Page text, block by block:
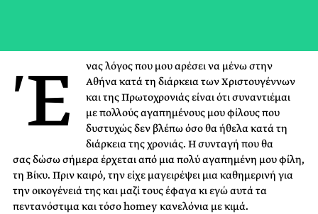
Έ
νας λόγος που μου αρέσει να μένω στην
Αθήνα κατά τη διάρκεια των Χριστουγέννων
και της Πρωτοχρονιάς είναι ότι συναντιέμαι
με πολλούς αγαπημένους μου φίλους που
δυστυχώς δεν βλέπω όσο θα ήθελα κατά τη
διάρκεια της χρονιάς. Η συνταγή που θα
σας δώσω σήμερα έρχεται από μια πολύ αγαπημένη μου φίλη,
τη Βίκυ. Πριν καιρό, την είχε μαγειρέψει μια καθημερινή για
την οικογένειά της και μαζί τους έφαγα κι εγώ αυτά τα
πεντανόστιμα και τόσο homey κανελόνια με κιμά.